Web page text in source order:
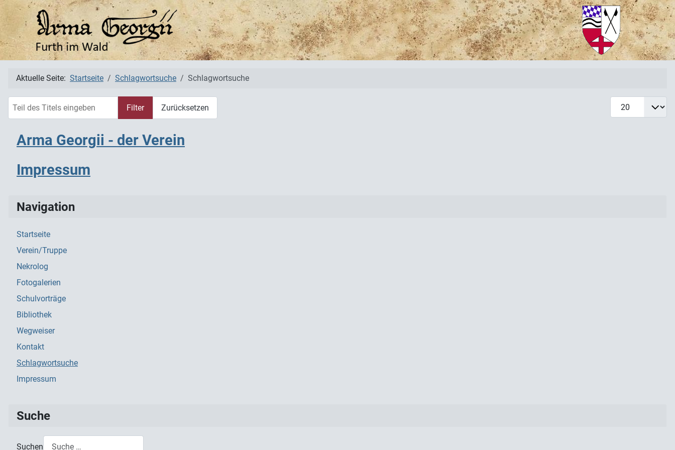
Aktuelle Seite: Startseite Schlagwortsuche Schlagwortsuche
Filter Zurücksetzen
Anzeige #
Arma Georgii - der Verein
Impressum
Navigation
Startseite
Verein/Truppe
Nekrolog
Fotogalerien
Schulvorträge
Bibliothek
Wegweiser
Kontakt
Schlagwortsuche
Impressum
Suche
Suchen